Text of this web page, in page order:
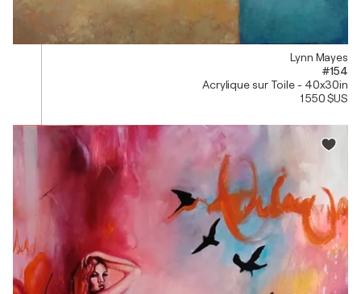
Lynn Mayes
#154
Acrylique sur Toile - 40x30in
1 550 $US